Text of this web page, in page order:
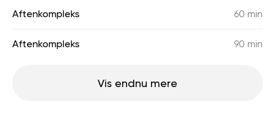
Aftenkompleks 60 min
Aftenkompleks 90 min
Vis endnu mere